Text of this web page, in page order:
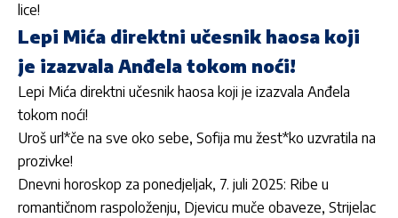
lice!
Lepi Mića direktni učesnik haosa koji
je izazvala Anđela tokom noći!
Lepi Mića direktni učesnik haosa koji je izazvala Anđela
tokom noći!
Uroš url*če na sve oko sebe, Sofija mu žest*ko uzvratila na
prozivke!
Dnevni horoskop za ponedjeljak, 7. juli 2025: Ribe u
romantičnom raspoloženju, Djevicu muče obaveze, Strijelac